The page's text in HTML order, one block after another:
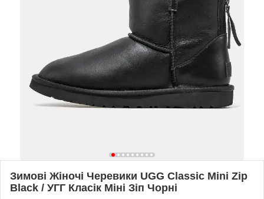
Зимові Жіночі Черевики UGG Classic Mini Zip
Black / УГГ Класік Міні Зіп Чорні